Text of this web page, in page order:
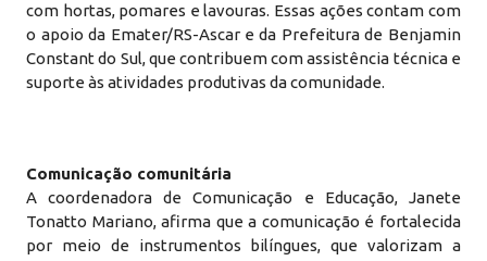
com hortas, pomares e lavouras. Essas ações contam com
o apoio da Emater/RS-Ascar e da Prefeitura de Benjamin
Constant do Sul, que contribuem com assistência técnica e
suporte às atividades produtivas da comunidade.
Comunicação comunitária
A coordenadora de Comunicação e Educação, Janete
Tonatto Mariano, afirma que a comunicação é fortalecida
por meio de instrumentos bilíngues, que valorizam a